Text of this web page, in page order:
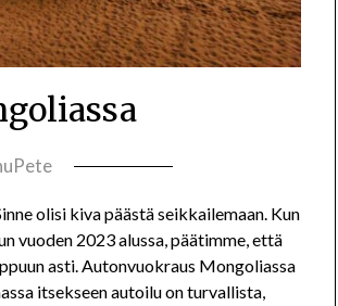
olisi kiva päästä seikkailemaan. Kun
vuoden 2023 alussa, päätimme, että
asti. Autonvuokraus Mongoliassa
itsekseen autoilu on turvallista,